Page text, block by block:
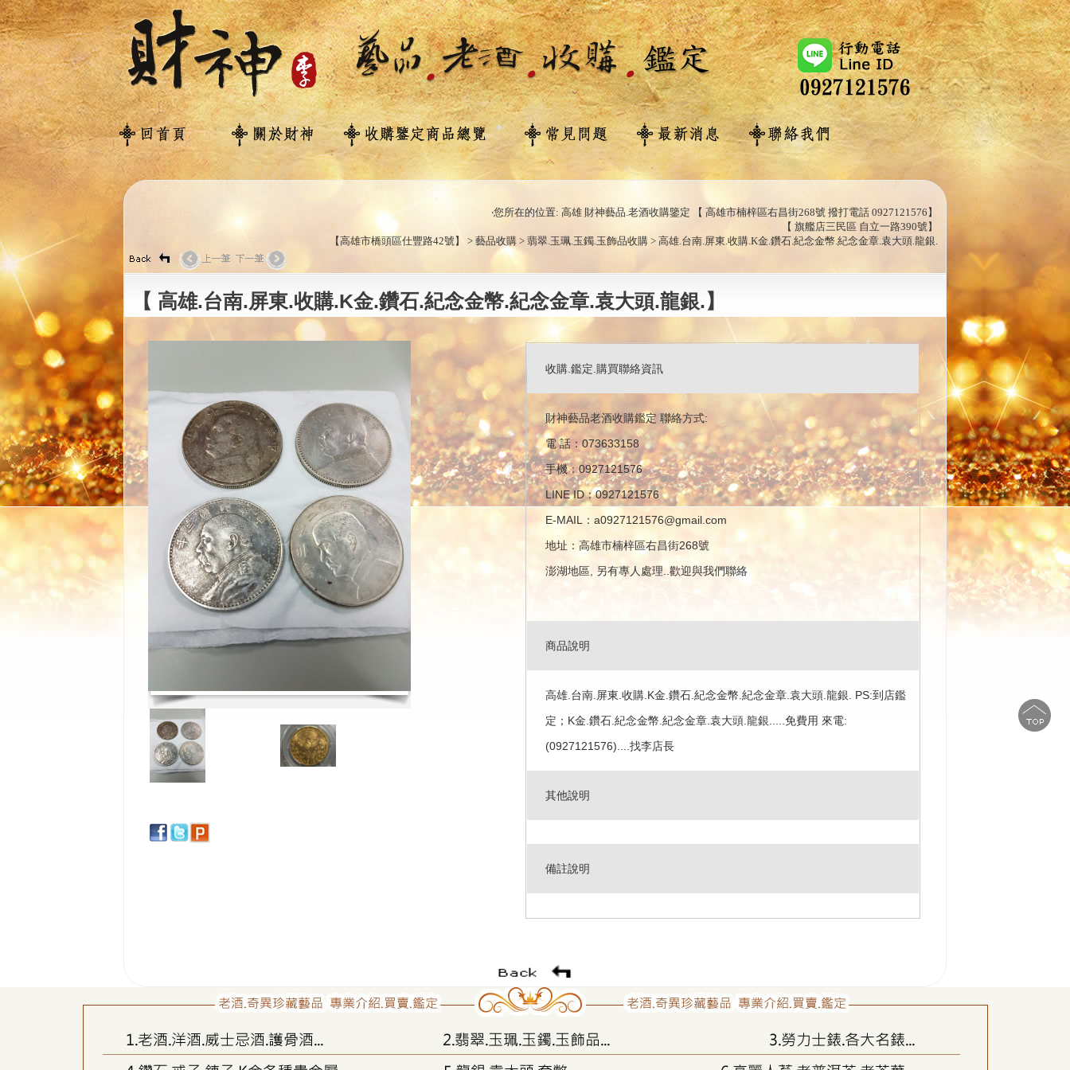
‧您所在的位置: 高雄 財神藝品.老酒收購鑒定 【 高雄市楠梓區右昌街268號 撥打電話 0927121576】
【 旗艦店三民區 自立一路390號】
【高雄市橋頭區仕豐路42號】 > 藝品收購 > 翡翠.玉珮.玉鐲.玉飾品收購 > 高雄.台南.屏東.收購.K金.鑽石.紀念金幣.紀念金章.袁大頭.龍銀.
【 高雄.台南.屏東.收購.K金.鑽石.紀念金幣.紀念金章.袁大頭.龍銀.】
收購.鑑定.購買聯絡資訊
財神藝品老酒收購鑑定 聯絡方式:
電 話：073633158
手機：0927121576
LINE ID：0927121576
E-MAIL：a0927121576@gmail.com
地址：高雄市楠梓區右昌街268號
澎湖地區, 另有專人處理..歡迎與我們聯絡
商品說明
高雄.台南.屏東.收購.K金.鑽石.紀念金幣.紀念金章.袁大頭.龍銀. PS:到店鑑
定；K金.鑽石.紀念金幣.紀念金章.袁大頭.龍銀.....免費用 來電:
(0927121576)....找李店長
其他說明
備註說明